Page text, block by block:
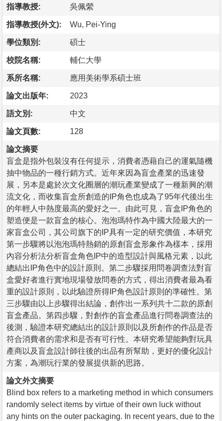
指導教授: 吳佩縈
指導教授(外文): Wu, Pei-Ying
學位類別: 碩士
校院名稱: 輔仁大學
系所名稱: 應用美術學系碩士班
論文出版年: 2023
語文別: 中文
論文頁數: 128
論文摘要
盲盒是指外包裝沒有任何提示，消費者憑藉自己的運氣隨機
抽中物品的一種行銷方式。近年來因為盲盒產業的迅速發
展，另本是處於次文化圈層的潮玩產業變成了一種新興的潮
流文化，而收集盲盒所創造的IP角色也成為了95年代後出生
的年輕人中熱度最高的愛好之一。由此可見，盲盒IP角色的
塑造便是一款盲盒的核心。泡泡瑪特作為中國大陸最大的一
家盲盒公司，其公司旗下的IP具有一定的研究價值，本研究
第一步驟將以泡泡瑪特熱銷的原創盲盒形象作為樣本，採用
內容分析法分析盲盒角色IP中的造型設計與風格元素，以此
總結出IP角色中的設計原則。第二步驟採用問卷調查法對盲
盒愛好者進行實地現場發放問卷的方式，得出消費者最為看
重的設計原則，以此驗證所得IP角色設計原則的準確性。第
三步驟由以上步驟得出結論，創作出一系列共十二款的原創
盲盒產品。第四步驟，對創作的盲盒產品進行問卷調查法的
後測，驗證本研究總結出的設計原則以及所創作的作品是否
符合消費者的需求和是否有可行性。本研究希望能夠對玩具
產商以及盲盒設計師往後的出品有所幫助，更好的優化設計
方案，為潮玩行業的發展提供新的思路。
論文外文摘要
Blind box refers to a marketing method in which consumers
randomly select items by virtue of their own luck without
any hints on the outer packaging. In recent years, due to the